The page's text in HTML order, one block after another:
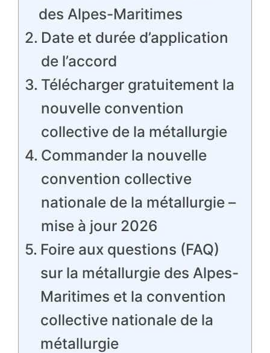
des Alpes-Maritimes
Date et durée d’application
de l’accord
Télécharger gratuitement la
nouvelle convention
collective de la métallurgie
Commander la nouvelle
convention collective
nationale de la métallurgie –
mise à jour 2026
Foire aux questions (FAQ)
sur la métallurgie des Alpes-
Maritimes et la convention
collective nationale de la
métallurgie